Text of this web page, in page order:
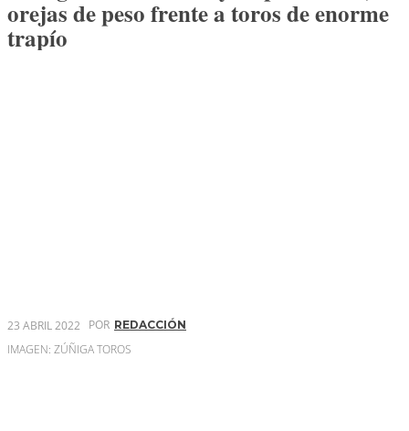
orejas de peso frente a toros de enorme
trapío
23 ABRIL 2022 POR REDACCIÓN
IMAGEN: ZÚÑIGA TOROS